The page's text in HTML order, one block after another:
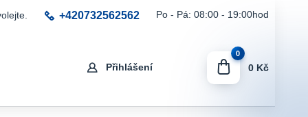
Přihlášení
+420732562562 Po - Pá: 08:00 - 19:00hod
0
0 Kč